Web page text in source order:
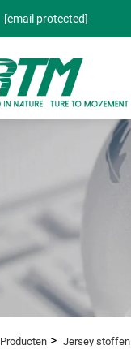
[email protected]
Producten > Jersey stoffen